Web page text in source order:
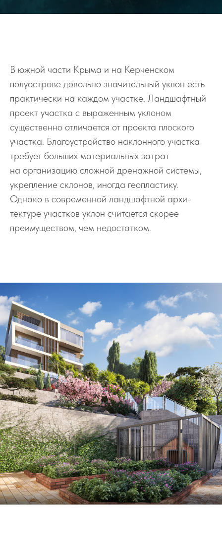
В южной части Крыма и на Керченском
полуострове довольно значительный уклон есть
практически на каждом участке. Ландшафтный
проект участка с выраженным уклоном
существенно отличается от проекта плоского
участка. Благоустройство наклонного участка
требует больших материальных затрат
на организацию сложной дре­нажной системы,
укрепление склонов, иногда геопластику.
Однако в совре­менной ландшафтной архи­
тектуре участков уклон считается скорее
преимуществом, чем недостатком.